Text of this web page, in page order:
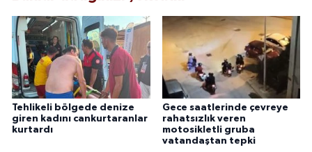
Tehlikeli bölgede denize
giren kadını cankurtaranlar
kurtardı
Gece saatlerinde çevreye
rahatsızlık veren
motosikletli gruba
vatandaştan tepki